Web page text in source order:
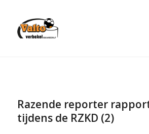
Razende reporter
tijdens de RZKD (2)